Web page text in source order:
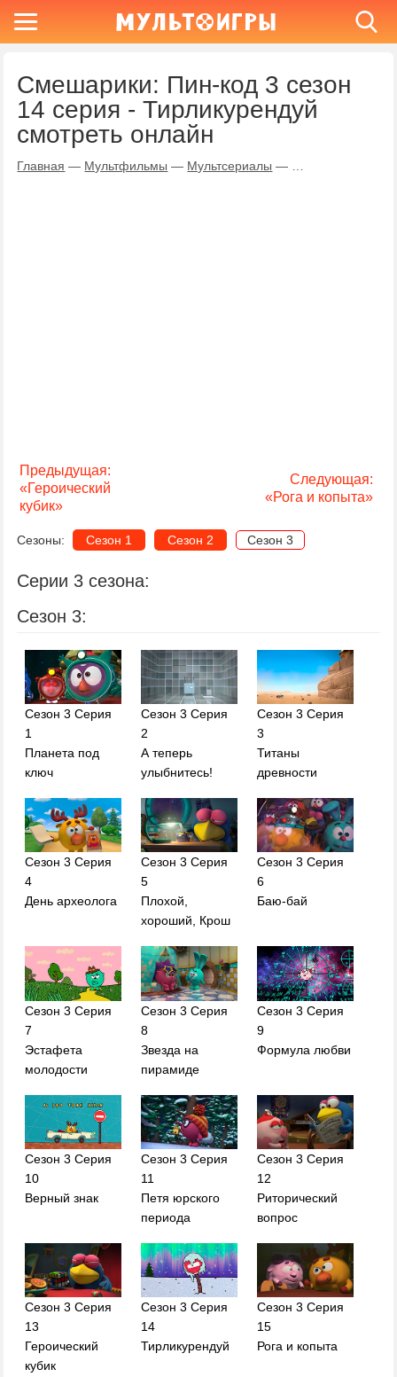
Смешарики: Пин-код 3 сезон
14 серия - Тирликурендуй
смотреть онлайн
Главная — Мультфильмы — Мультсериалы —
Предыдущая:
«Героический
кубик»
Следующая:
«Рога и копыта»
Сезоны: Сезон 1 Сезон 2 Сезон 3
Серии 3 сезона:
Сезон 3:
Сезон 3 Серия
1
Планета под
ключ
Сезон 3 Серия
2
А теперь
улыбнитесь!
Сезон 3 Серия
3
Титаны
древности
Сезон 3 Серия
4
День археолога
Сезон 3 Серия
5
Плохой,
хороший, Крош
Сезон 3 Серия
6
Баю-бай
Сезон 3 Серия
7
Эстафета
молодости
Сезон 3 Серия
8
Звезда на
пирамиде
Сезон 3 Серия
9
Формула любви
Сезон 3 Серия
10
Верный знак
Сезон 3 Серия
11
Петя юрского
периода
Сезон 3 Серия
12
Риторический
вопрос
Сезон 3 Серия
13
Героический
кубик
Сезон 3 Серия
14
Тирликурендуй
Сезон 3 Серия
15
Рога и копыта